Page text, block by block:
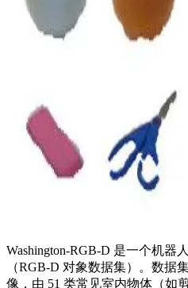
Washington-RGB-D 是一个机器
（RGB-D 对象数据集）。数据
像，由 51 类常见室内物体（如